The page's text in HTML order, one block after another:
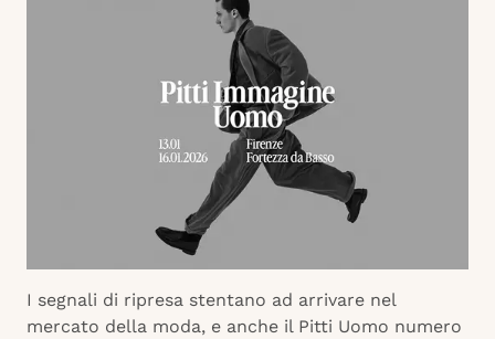
I segnali di ripresa stentano ad arrivare nel
mercato della moda, e anche il Pitti Uomo numero